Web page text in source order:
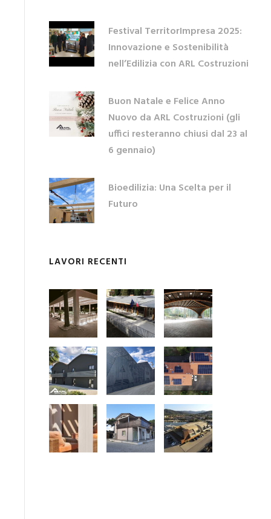
Festival TerritorImpresa 2025:
Innovazione e Sostenibilità
nell’Edilizia con ARL Costruzioni
Buon Natale e Felice Anno
Nuovo da ARL Costruzioni (gli
uffici resteranno chiusi dal 23 al
6 gennaio)
Bioedilizia: Una Scelta per il
Futuro
LAVORI RECENTI